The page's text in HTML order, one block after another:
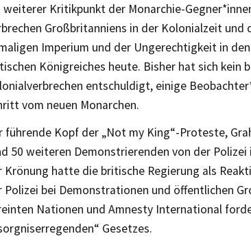
weiterer Kritikpunkt der Monarchie-
Großbritanniens in der Kolonialzeit und
Imperium und der Ungerechtigkeit in
Königreiches heute. Bisher hat sich kein
entschuldigt, einige
vom neuen Monarchen.
führende Kopf der „Not my King“-Proteste,
50 weiteren Demonstrierenden von der
Krönung hatte die britische Regierung als
Polizei bei Demonstrationen und öffentlichen
Nationen und Amnesty International
Gesetzes.